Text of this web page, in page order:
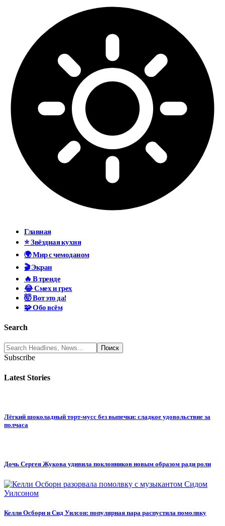
Главная
⭐ Звёздная кухня
🌍 Мир с чемоданом
🎬 Экран
🔥 В тренде
😂 Смех и грех
🤯 Вот это да!
🧩 Обо всём
Search
Subscribe
Latest Stories
Лёгкий шоколадный торт-мусс без выпечки: сладкое удовольствие за
полчаса
Дочь Сергея Жукова удивила поклонников новым образом ради роли
Келли Осборн и Сид Уилсон: популярная пара распустила помолвку